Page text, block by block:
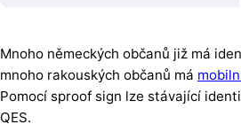
Mnoho německých občanů již má
mnoho rakouských občanů má
Pomocí sproof sign lze stávající
QES.